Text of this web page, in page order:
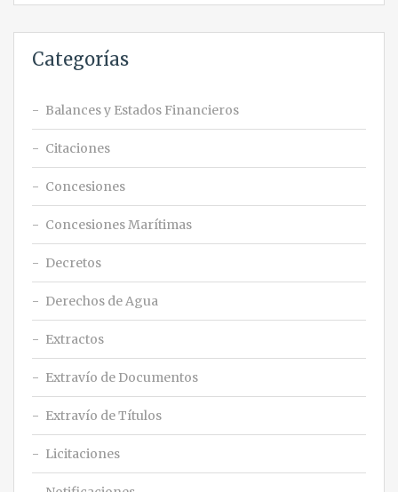
Categorías
Balances y Estados Financieros
Citaciones
Concesiones
Concesiones Marítimas
Decretos
Derechos de Agua
Extractos
Extravío de Documentos
Extravío de Títulos
Licitaciones